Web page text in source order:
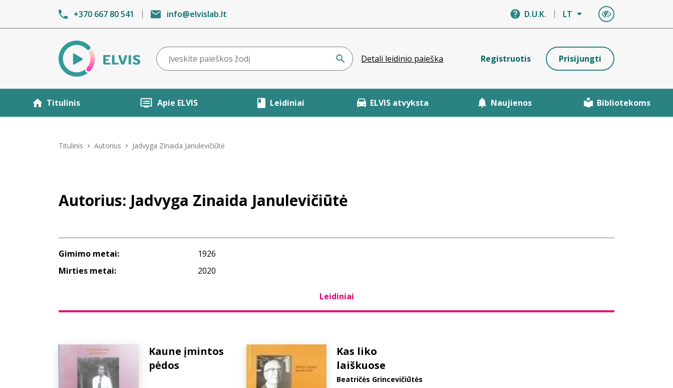
+370 667 80 541 info@elvislab.lt D.U.K. LT
Detali leidinio paieška Registruotis Prisijungti
Titulinis Apie ELVIS Leidiniai ELVIS atvyksta Naujienos Bibliotekoms
Titulinis Autorius Jadvyga Zinaida Janulevičiūtė
Autorius: Jadvyga Zinaida Janulevičiūtė
Gimimo metai:
1926
Mirties metai:
2020
Leidiniai
Kaune įmintos
pėdos
Kas liko
laiškuose
Beatričės Grincevičiūtės